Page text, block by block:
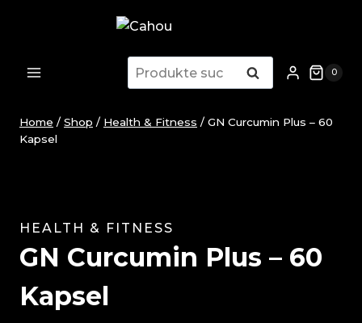
Suche
nach:
Suche 0
Home / Shop / Health & Fitness / GN Curcumin Plus – 60
Kapsel
HEALTH & FITNESS
GN Curcumin Plus – 60
Kapsel